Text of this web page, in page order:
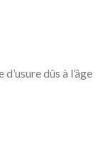
dûs à l’âge